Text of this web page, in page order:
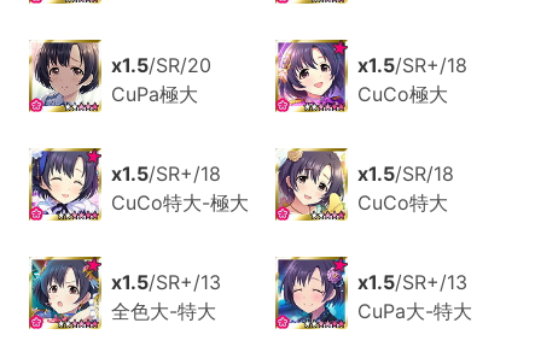
x1.5/SR/20
CuPa極大
x1.5/SR+/18
CuCo極大
x1.5/SR+/18
CuCo特大-極大
x1.5/SR/18
CuCo特大
x1.5/SR+/13
全色大-特大
x1.5/SR+/13
CuPa大-特大